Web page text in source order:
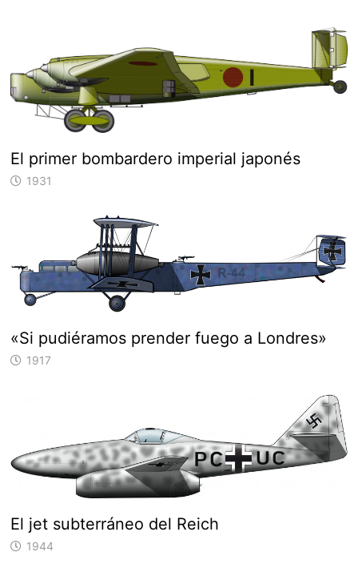
El primer bombardero imperial japonés
1931
«Si pudiéramos prender fuego a Londres»
1917
El jet subterráneo del Reich
1944